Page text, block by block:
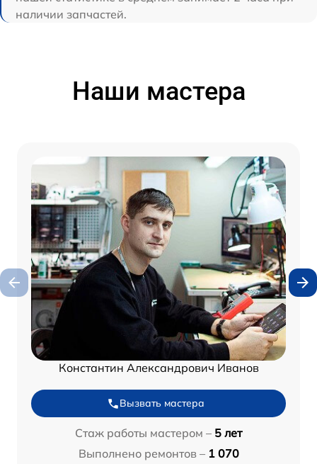
наличии запчастей.
Наши мастера
Константин Александрович Иванов
Вызвать мастера
Стаж работы мастером – 5 лет
Выполнено ремонтов – 1 070